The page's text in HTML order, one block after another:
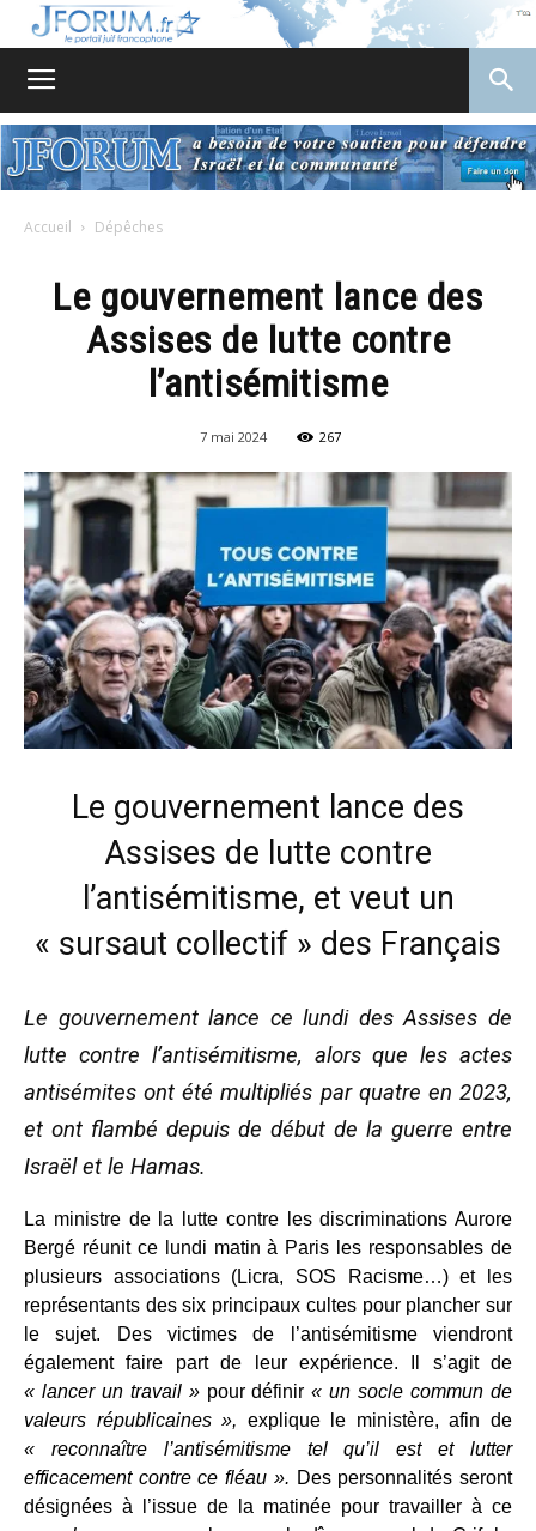
Accueil Dépêches
Le gouvernement lance des
Assises de lutte contre
l’antisémitisme
7 mai 2024 267
Le gouvernement lance des
Assises de lutte contre
l’antisémitisme, et veut un
« sursaut collectif » des Français
Le gouvernement lance ce lundi des Assises de
lutte contre l’antisémitisme, alors que les actes
antisémites ont été multipliés par quatre en 2023,
et ont flambé depuis de début de la guerre entre
Israël et le Hamas.
La ministre de la lutte contre les discriminations Aurore
Bergé réunit ce lundi matin à Paris les responsables de
plusieurs associations (Licra, SOS Racisme…) et les
représentants des six principaux cultes pour plancher sur
le sujet. Des victimes de l’antisémitisme viendront
également faire part de leur expérience. Il s’agit de
« lancer un travail »pour définir« un socle commun de
valeurs républicaines », explique le ministère, afin de
« reconnaître l’antisémitisme tel qu’il est et lutter
efficacement contre ce fléau ». Des personnalités seront
désignées à l’issue de la matinée pour travailler à ce